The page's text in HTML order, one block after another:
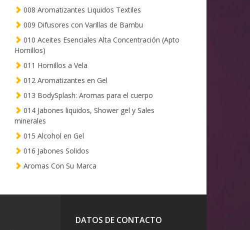
008 Aromatizantes Liquidos Textiles
009 Difusores con Varillas de Bambu
010 Aceites Esenciales Alta Concentración (Apto
Hornillos)
011 Hornillos a Vela
012 Aromatizantes en Gel
013 BodySplash: Aromas para el cuerpo
014 Jabones liquidos, Shower gel y Sales
minerales
015 Alcohol en Gel
016 Jabones Solidos
Aromas Con Su Marca
DATOS DE CONTACTO